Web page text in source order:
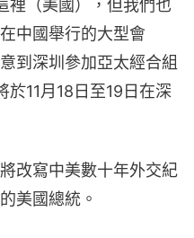
裡（美國），但我們也
中國舉行的大型會
到深圳參加亞太經合組
於11月18日至19日在深
改寫中美數十年外交紀
美國總統。